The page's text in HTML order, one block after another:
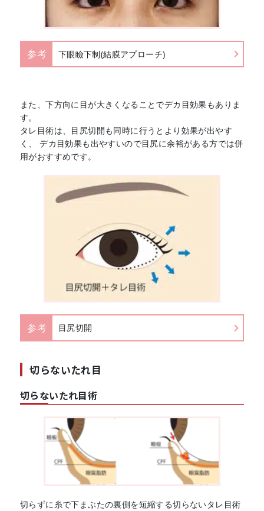
参考 下眼瞼下制(結膜アプローチ)
また、下方向に目が大きくなることでデカ目効果もありま
す。
タレ目術は、目尻切開も同時に行うとより効果が出やす
く、 デカ目効果も出やすいので目尻に余裕がある方では併
用がおすすめです。
参考 目尻切開
切らないたれ目
切らないたれ目術
切らずに糸で下まぶたの裏側を短縮する切らないタレ目術